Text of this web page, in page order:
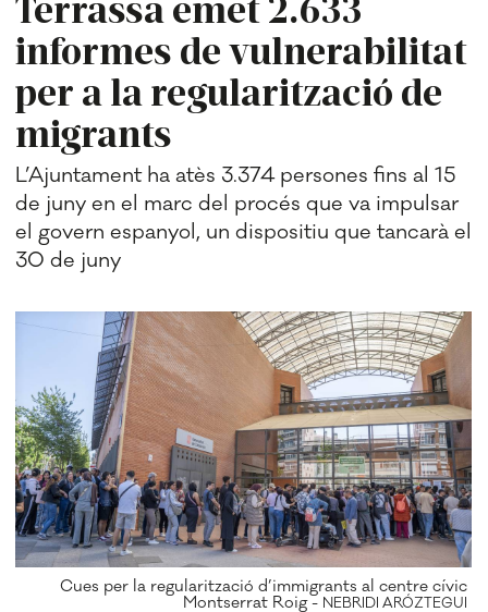
informes de vulnerabilitat
per a la regularització de
migrants
L’Ajuntament ha atès 3.374 persones fins al 15
de juny en el marc del procés que va impulsar
el govern espanyol, un dispositiu que tancarà el
30 de juny
Cues per la regularització d’immigrants al centre cívic
Montserrat Roig - NEBRIDI ARÓZTEGUI